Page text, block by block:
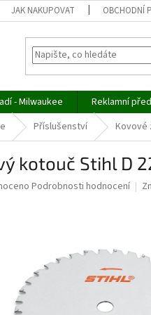
JAK NAKUPOVAT OBCHODNÍ
- Milwaukee Reklamní
Příslušenství Kovové
kotouč Stihl D
Podrobnosti hodnocení